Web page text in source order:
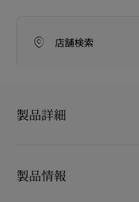
店舗検索
製品詳細
用的なアイテムです。
製品情報